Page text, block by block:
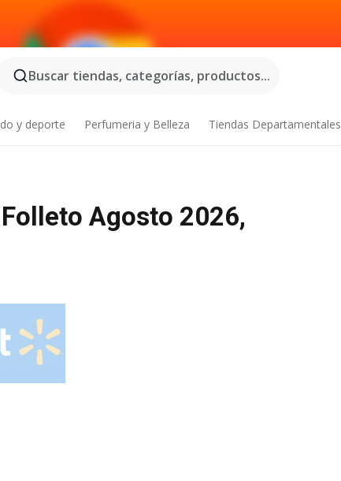
Buscar tiendas, categorías, productos...
y deporte Perfumeria y Belleza Tiendas Departamentales
Agosto 2026,